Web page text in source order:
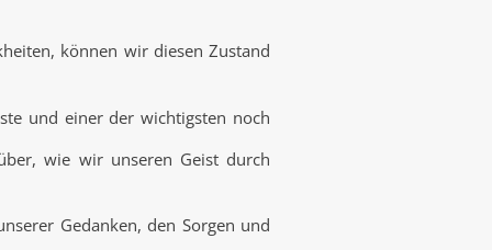
können wir diesen Zustand
und einer der wichtigsten noch
wie wir unseren Geist durch
Gedanken, den Sorgen und